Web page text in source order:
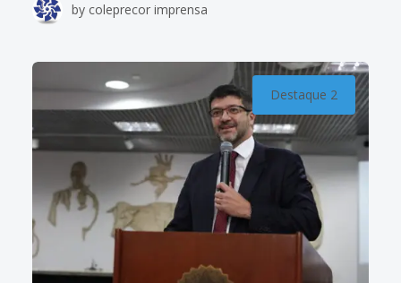
fotos do evento. O Tribunal Regional do
by coleprecor imprensa
Destaque 2